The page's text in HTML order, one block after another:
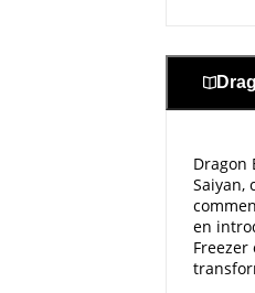
Dragon
Saiyan,
en